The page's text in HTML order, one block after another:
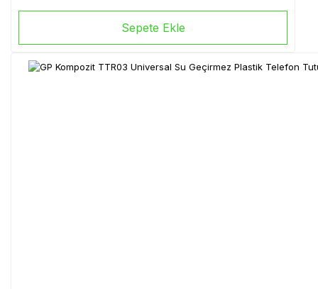
Sepete Ekle